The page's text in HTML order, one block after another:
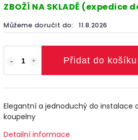
ZBOŽÍ NA SKLADĚ (expedice
Můžeme doručit do: 11.8.2026
Přidat do košíku
Elegantní a jednoduchý do instalace
koupelny
Detailní informace